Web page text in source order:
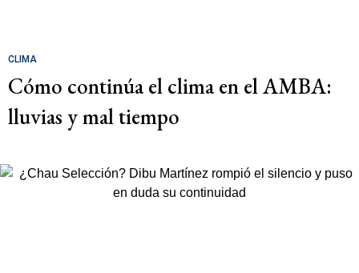
CLIMA
Cómo continúa el clima en el AMBA:
lluvias y mal tiempo